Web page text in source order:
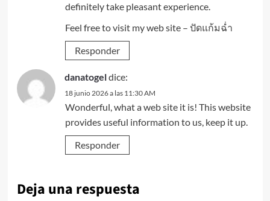
definitely take pleasant experience.
Feel free to visit my web site – ปัดแก้มฉ่ำ
Responder
danatogeldice:
18 junio 2026 a las 11:30 AM
Wonderful, what a web site it is! This website
provides useful information to us, keep it up.
Responder
Deja una respuesta